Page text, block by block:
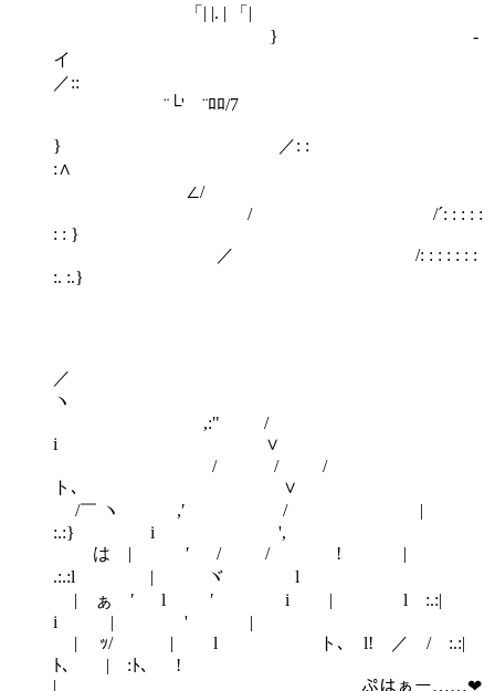
「| |. | 「|
} ゝ-
イ
／
¨└' ¨ﾛﾛ/7
} ／: :
∠/
/ /´: : : : :
: : }
／ /: : : : : : :
:. :.}
／
ヽ
,:" /
i ∨
/ / /
ト､ ∨
/￣ ヽ ,′ / |
:.:} i ',
は | ′ / / ! |
.:.:l | ヾ l
| ぁ ′ l ′ i | l :.:|
i | ' |
| ｯ/ | l ト､ l! ／ / :.:|
ﾄ､ | :ﾄ､ !
| ぷはぁー……❤